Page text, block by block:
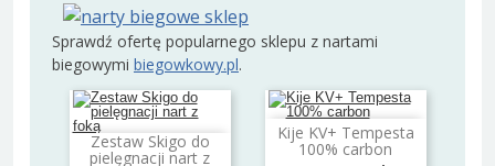
Sprawdź ofertę popularnego sklepu z nartami
biegowymi biegowkowy.pl.
Zestaw Skigo do
pielęgnacji nart z
Dodaj do koszyka
Kije KV+ Tempesta
100% carbon
Dodaj do koszyka